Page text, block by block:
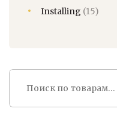
Installing (15)
Искать: